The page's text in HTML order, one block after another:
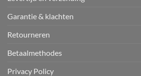
Garantie & klachten
Retourneren
Betaalmethodes
Privacy Policy